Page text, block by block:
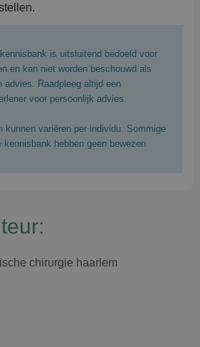
is uitsluitend bedoeld voor
en kan niet worden beschouwd als
advies. Raadpleeg altijd een
voor persoonlijk advies.
kunnen variëren per individu. Sommige
kennisbank hebben geen bewezen